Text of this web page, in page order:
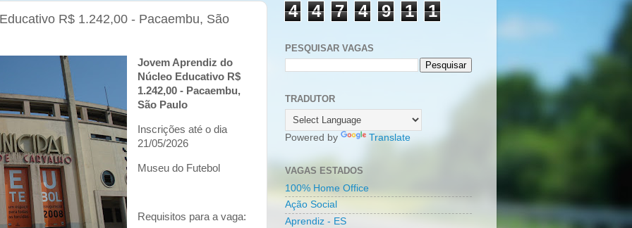
R$ 1.242,00 - Pacaembu, São
Jovem Aprendiz do
Núcleo Educativo R$
1.242,00 - Pacaembu,
São Paulo
Inscrições até o dia
21/05/2026
Museu do Futebol
Requisitos para a vaga:
4 4 7 4 9 1 1
PESQUISAR VAGAS
TRADUTOR
Powered by Translate
VAGAS ESTADOS
100% Home Office
Ação Social
Aprendiz - ES